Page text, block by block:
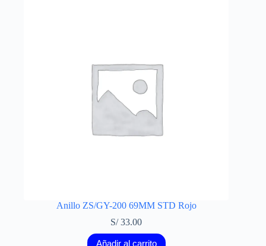
Anillo ZS/GY-200 69MM STD Rojo
S/33.00
Añadir al carrito